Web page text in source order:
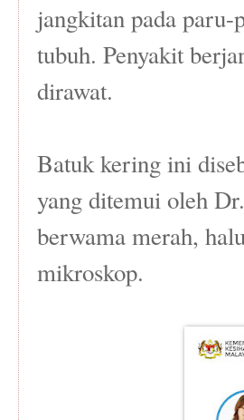
jangkitan pada paru-
tubuh. ️Penyakit
dirawat.
️Batuk kering ini
yang ditemui oleh
berwama merah,
mikroskop.